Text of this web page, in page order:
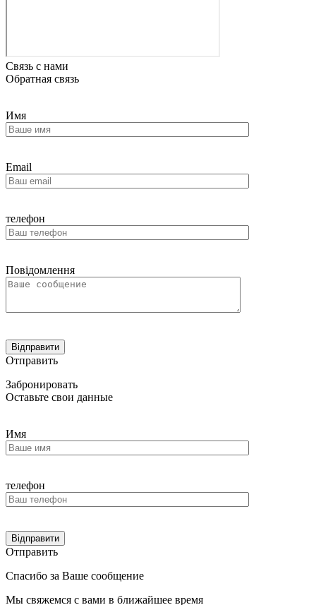
Связь с нами
Обратная связь
Имя
Email
телефон
Повідомлення
Отправить
Забронировать
Оставьте свои данные
Имя
телефон
Отправить
Спасибо за Ваше сообщение
Мы свяжемся с вами в ближайшее время